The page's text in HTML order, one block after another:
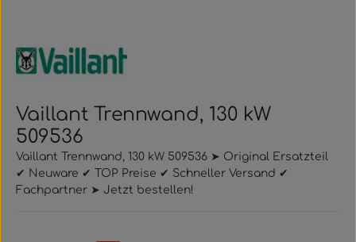
Vaillant Trennwand, 130 kW
509536
Vaillant Trennwand, 130 kW 509536 ➤ Original Ersatzteil
✔ Neuware ✔ TOP Preise ✔ Schneller Versand ✔
Fachpartner ➤ Jetzt bestellen!